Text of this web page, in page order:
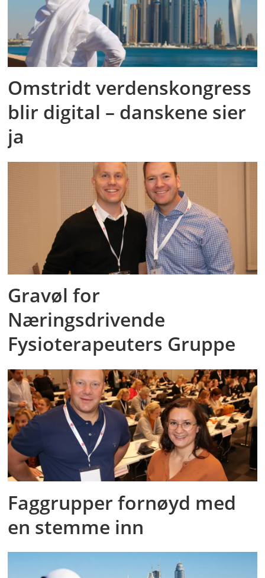
Omstridt verdenskongress
blir digital – danskene sier
ja
Gravøl for
Næringsdrivende
Fysioterapeuters Gruppe
Faggrupper fornøyd med
en stemme inn